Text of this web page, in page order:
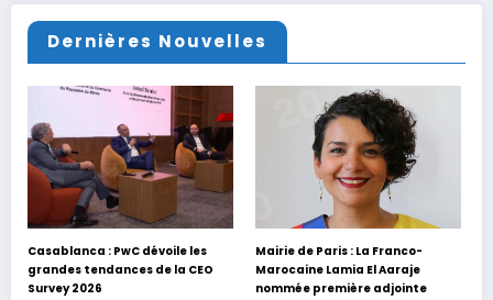
Dernières Nouvelles
Casablanca : PwC dévoile les
grandes tendances de la CEO
Survey 2026
Mairie de Paris : La Franco-
Marocaine Lamia El Aaraje
nommée première adjointe